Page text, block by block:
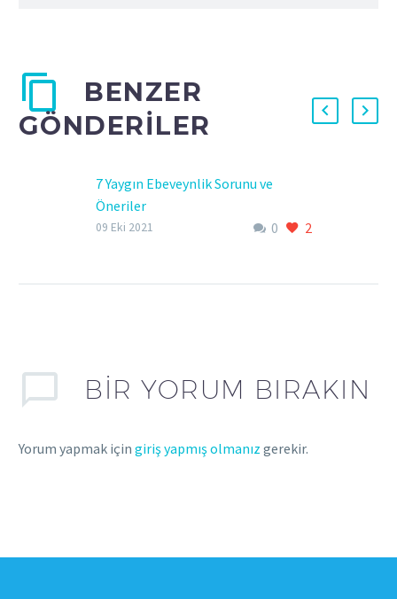
BENZER
GÖNDERILER
7 Yaygın Ebeveynlik Sorunu ve
Öneriler
7 YAYGIN EBEVEYNLİK SORUNU VE
0 2
09 Eki 2021
BIR YORUM BIRAKIN
Yorum yapmak için giriş yapmış olmanız gerekir.